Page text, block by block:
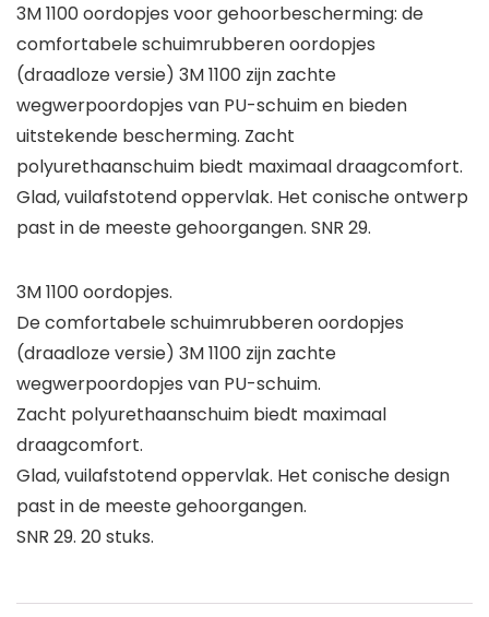
3M 1100 oordopjes voor gehoorbescherming: de
comfortabele schuimrubberen oordopjes
(draadloze versie) 3M 1100 zijn zachte
wegwerpoordopjes van PU-schuim en bieden
uitstekende bescherming. Zacht
polyurethaanschuim biedt maximaal draagcomfort.
Glad, vuilafstotend oppervlak. Het conische ontwerp
past in de meeste gehoorgangen. SNR 29.
3M 1100 oordopjes.
De comfortabele schuimrubberen oordopjes
(draadloze versie) 3M 1100 zijn zachte
wegwerpoordopjes van PU-schuim.
Zacht polyurethaanschuim biedt maximaal
draagcomfort.
Glad, vuilafstotend oppervlak. Het conische design
past in de meeste gehoorgangen.
SNR 29. 20 stuks.